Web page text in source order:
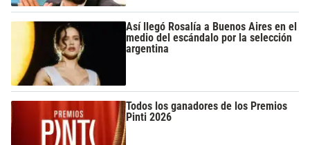
Así llegó Rosalía a Buenos Aires en el
medio del escándalo por la selección
argentina
Todos los ganadores de los Premios
Pinti 2026